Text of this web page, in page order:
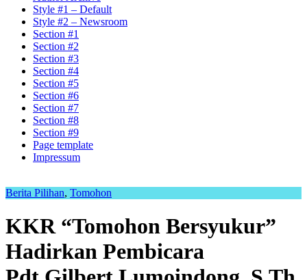
Style #1 – Default
Style #2 – Newsroom
Section #1
Section #2
Section #3
Section #4
Section #5
Section #6
Section #7
Section #8
Section #9
Page template
Impressum
Berita Pilihan, Tomohon
KKR “Tomohon Bersyukur”
Hadirkan Pembicara